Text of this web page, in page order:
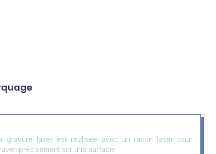
gravure laser est réalisée avec un rayon laser pour
précisément sur une surface.